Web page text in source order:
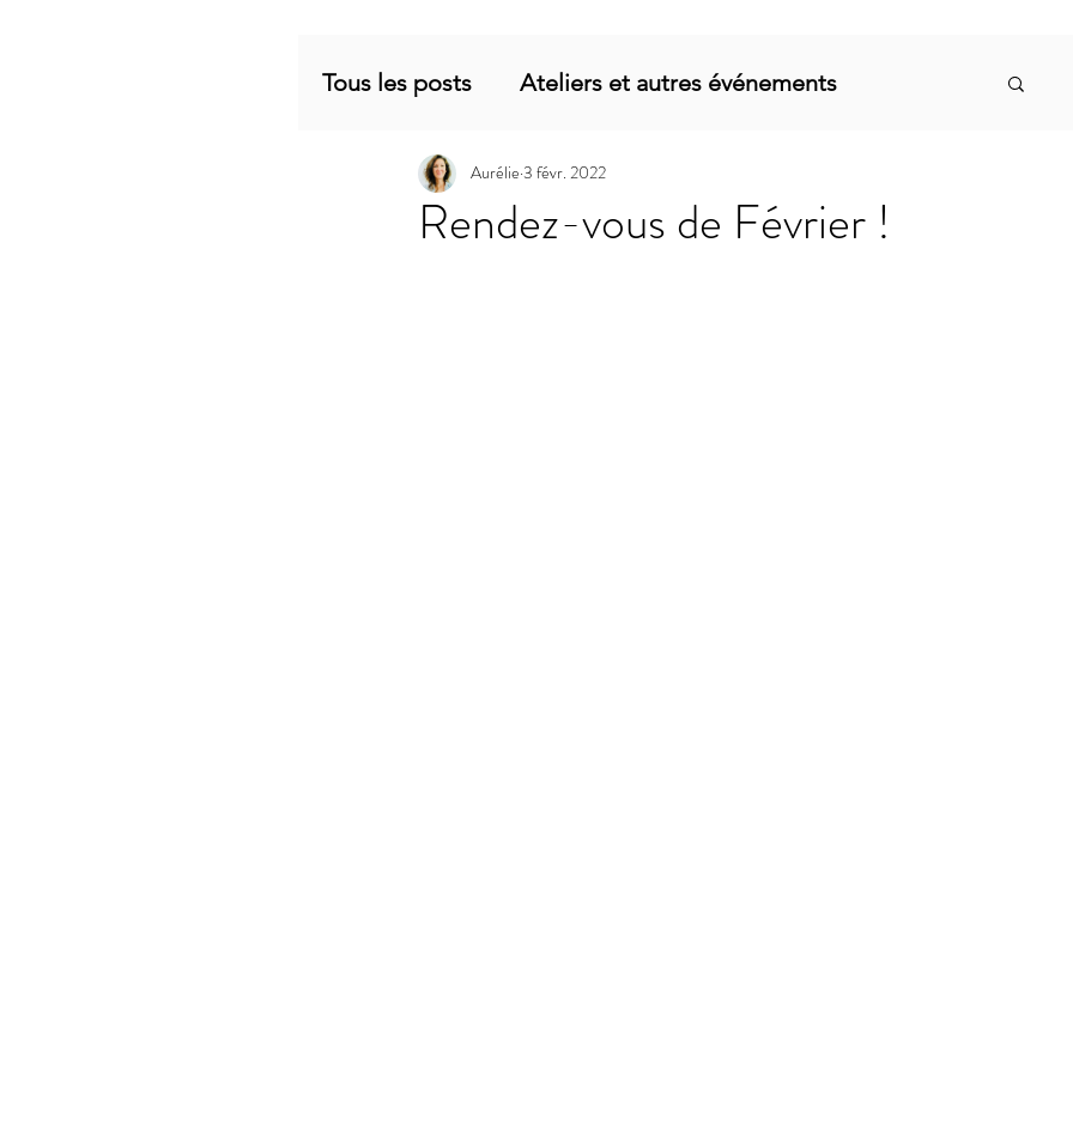
Tous les posts Ateliers et autres événements
Planning mensuel Offres promotionnelles
Rendez-vous de Février !
Aurélie 3 févr. 2022